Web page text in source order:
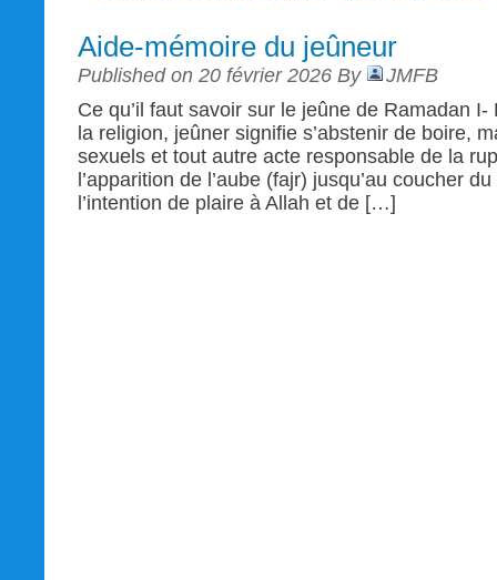
Aide-mémoire du jeûneur
Published on 20 février 2026 By
JMFB
Ce qu’il faut savoir sur le jeûne de Ramadan
la religion, jeûner signifie s’abstenir de boire,
sexuels et tout autre acte responsable de la
l’apparition de l’aube (fajr) jusqu’au coucher
l’intention de plaire à Allah et de […]